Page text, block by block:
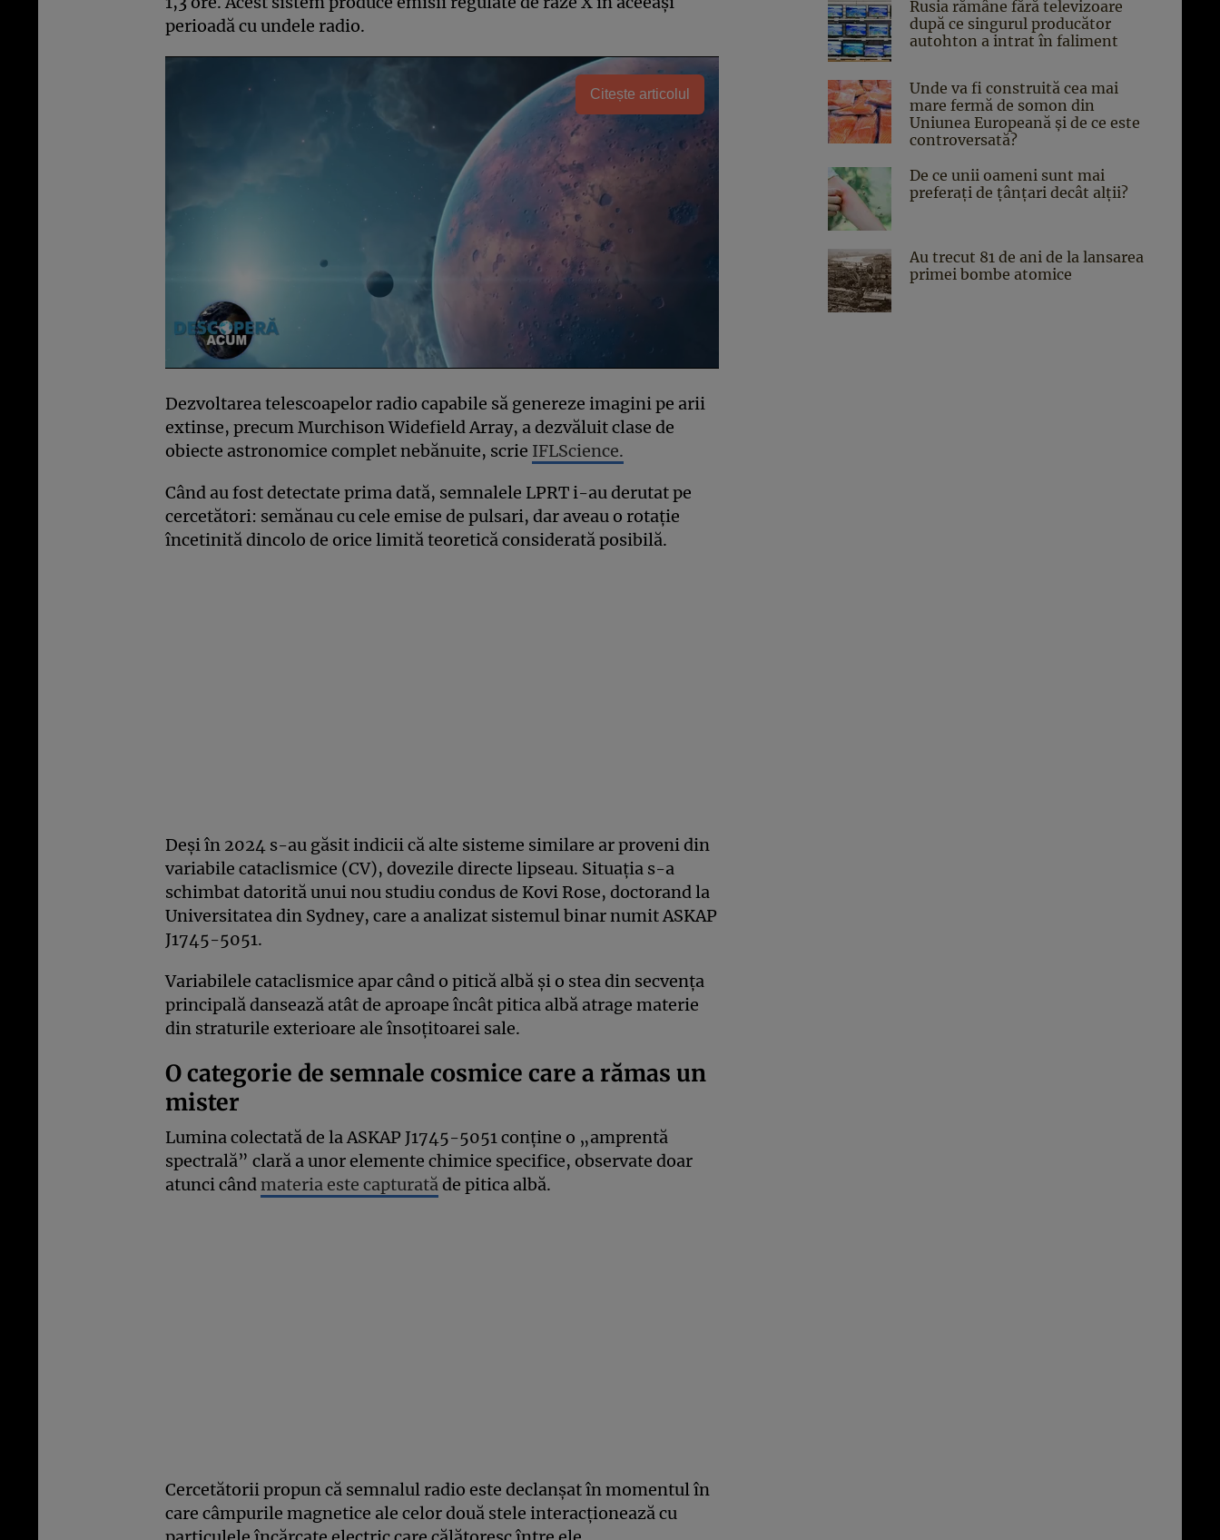
perioadă cu undele radio.
Citește articolul
Dezvoltarea telescoapelor radio capabile să genereze imagini pe arii
extinse, precum Murchison Widefield Array, a dezvăluit clase de
obiecte astronomice complet nebănuite, scrie IFLScience.
Când au fost detectate prima dată, semnalele LPRT i-au derutat pe
cercetători: semănau cu cele emise de pulsari, dar aveau o rotație
încetinită dincolo de orice limită teoretică considerată posibilă.
Deși în 2024 s-au găsit indicii că alte sisteme similare ar proveni din
variabile cataclismice (CV), dovezile directe lipseau. Situația s-a
schimbat datorită unui nou studiu condus de Kovi Rose, doctorand la
Universitatea din Sydney, care a analizat sistemul binar numit ASKAP
J1745-5051.
Variabilele cataclismice apar când o pitică albă și o stea din secvența
principală dansează atât de aproape încât pitica albă atrage materie
din straturile exterioare ale însoțitoarei sale.
O categorie de semnale cosmice care a rămas un
mister
Lumina colectată de la ASKAP J1745-5051 conține o „amprentă
spectrală” clară a unor elemente chimice specifice, observate doar
atunci cândmateria este capturatăde pitica albă.
Cercetătorii propun că semnalul radio este declanșat în momentul în
care câmpurile magnetice ale celor două stele interacționează cu
Rusia rămâne fără televizoare
după ce singurul producător
autohton a intrat în faliment
Unde va fi construită cea mai
mare fermă de somon din
Uniunea Europeană și de ce este
controversată?
De ce unii oameni sunt mai
preferați de țânțari decât alții?
Au trecut 81 de ani de la lansarea
primei bombe atomice